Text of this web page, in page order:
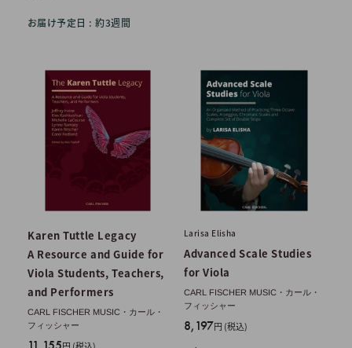
お届け予定日 : 約3週間
Karen Tuttle Legacy
A Resource and Guide for
Viola Students, Teachers,
and Performers
CARL FISCHER MUSIC・カール・
フィッシャー
販
Larisa Elisha
Advanced Scale Studies
for Viola
CARL FISCHER MUSIC・カール・
フィッシャー
販
8,197円 (税込)